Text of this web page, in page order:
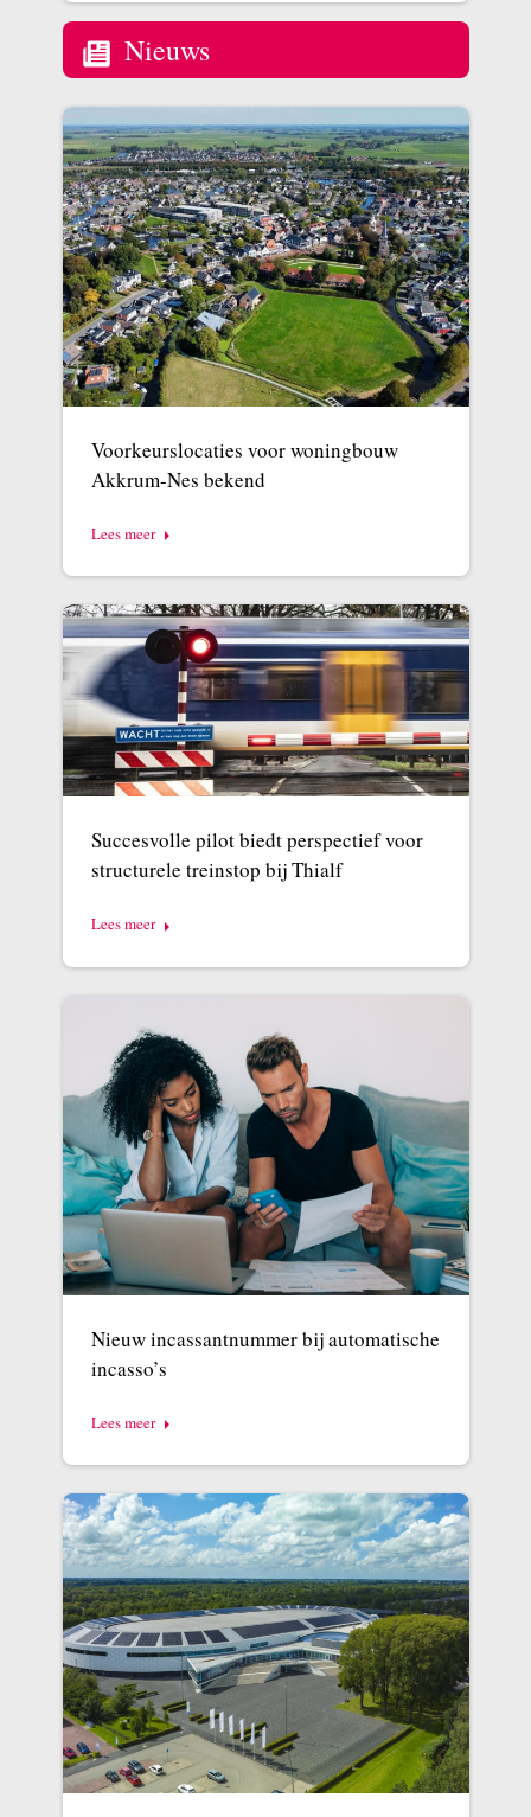
Nieuws
Voorkeurslocaties voor woningbouw
Akkrum-Nes bekend
Lees meer
Succesvolle pilot biedt perspectief voor
structurele treinstop bij Thialf
Lees meer
Nieuw incassantnummer bij automatische
incasso’s
Lees meer